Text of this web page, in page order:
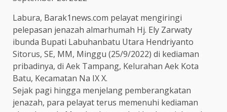
Labura, Barak1news.com pelayat mengiringi
pelepasan jenazah almarhumah Hj. Ely Zarwaty
ibunda Bupati Labuhanbatu Utara Hendriyanto
Sitorus, SE, MM, Minggu (25/9/2022) di kediaman
pribadinya, di Aek Tampang, Kelurahan Aek Kota
Batu, Kecamatan Na IX X.
Sejak pagi hingga menjelang pemberangkatan
jenazah, para pelayat terus memenuhi kediaman